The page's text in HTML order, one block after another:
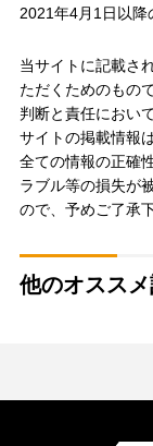
2021年4月1日以降
当サイトに記載さ
ただくためのもの
判断と責任におい
サイトの掲載情報
全ての情報の正確
ラブル等の損失が
ので、予めご了承
他のオスス